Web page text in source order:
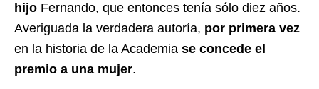
hijo Fernando, que entonces tenía sólo diez años.
Averiguada la verdadera autoría, por primera vez
en la historia de la Academia se concede el
premio a una mujer.